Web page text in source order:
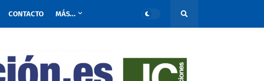
CONTACTO MÁS...